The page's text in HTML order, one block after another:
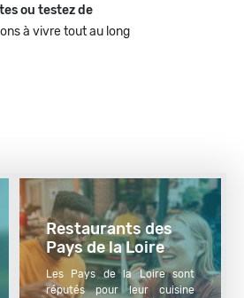
ou testez de
à vivre tout au long
Restaurants des
Pays de la Loire
Les Pays de la Loire sont
réputés pour leur cuisine